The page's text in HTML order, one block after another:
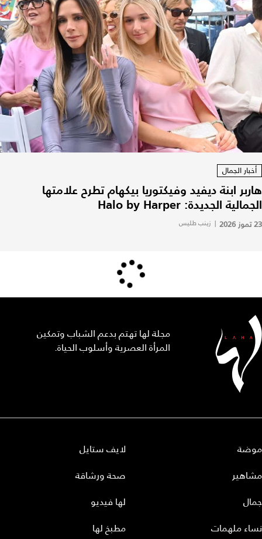
أخبار الجمال
هاربر ابنة ديفيد وفيكتوريا بيكهام تطرح علامتها
الجمالية الجديدة: Halo by Harper
23 تموز 2026 | زينب طليس
مجلة لها تهتم بدعم الشباب وتمكين
المرأة العصرية وأسلوب الحياة.
موضة
مشاهير
جمال
نساء ملهمات
لايف ستايل
صحة ورشاقة
لها فيديو
مطبخ لها